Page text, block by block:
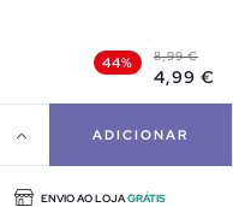
44% 8,99 €
4,99 €
ADICIONAR
ENVIO AO LOJAGRÁTIS